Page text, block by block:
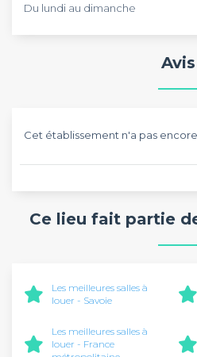
Du lundi au dimanche
Avis
Cet établissement n'a pas
Ce lieu fait partie
Les meilleures salles à
louer - Savoie
Les meilleures salles à
louer - France